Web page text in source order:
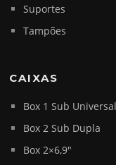
Suportes
Tampões
CAIXAS
Box 1 Sub Universal
Box 2 Sub Dupla
Box 2×6,9″